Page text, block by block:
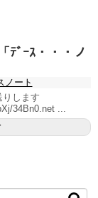
ﾃﾞｰｽ・・・ノ
ノート
りします
34Bn0.net ...